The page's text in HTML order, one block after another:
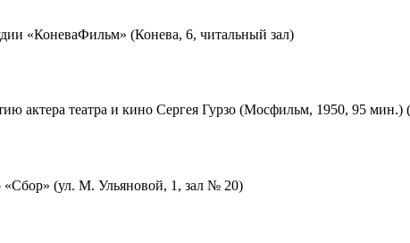
«КоневаФильм» (Конева, 6, читальный зал)
актера театра и кино Сергея Гурзо (Мосфильм, 1950, 95 мин.)
«Сбор» (ул. М. Ульяновой, 1, зал № 20)